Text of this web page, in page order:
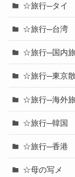
☆旅行─タイ
☆旅行─台湾
☆旅行─国内
☆旅行─東京
☆旅行─海外
☆旅行─韓国
☆旅行─香港
☆母の写メ